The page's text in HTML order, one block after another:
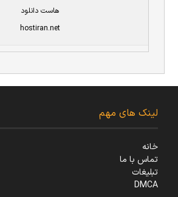
هاست دانلود
hostiran.net
لینک های مهم
خانه
تماس با ما
تبلیغات
DMCA